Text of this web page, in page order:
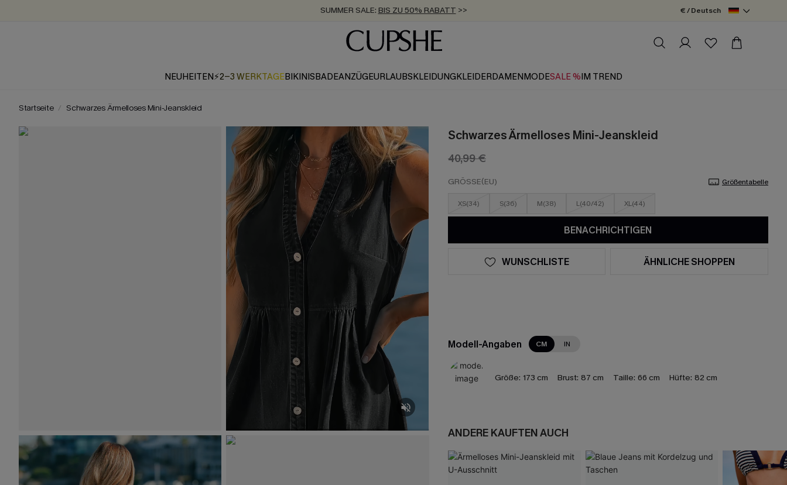
ZUM NEWSLETTER:BIS ZU -20% EXTRA ERHALTEN
KOSTENLOSER VERSAND AB 89 €
€ / Deutsch
NEUHEITEN⚡2-3 WERKTAGEBIKINISBADEANZÜGEURLAUBSKLEIDUNGKLEIDERDAMENMODESALE %IM TREND
Startseite Schwarzes Ärmelloses Mini-Jeanskleid
Schwarzes Ärmelloses Mini-Jeanskleid
40,99 €
GRÖSSE(EU) Größentabelle
XS(34) S(36) M(38) L(40/42) XL(44)
BENACHRICHTIGEN
WUNSCHLISTE ÄHNLICHE SHOPPEN
Modell-Angaben CM IN
Größe: 173 cm Brust: 87 cm Taille: 66 cm Hüfte: 82 cm
ANDERE KAUFTEN AUCH